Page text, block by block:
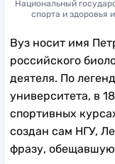
Национальный
спорта и здоровья
Вуз носит имя
российского
деятеля. По
университета, в
спортивных
создан сам НГУ,
фразу,